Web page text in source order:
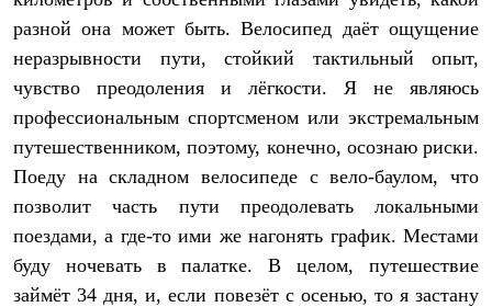
Лёгкая одежда
Футболки
Толстовки
Брюки
Софтшелл одежда
Куртки
Флисовая одежда
Куртки
Брюки
Жилеты
Термобелье
Комплект термобелья
Снаряжение
разной она может быть. Велосипед даёт ощущение
неразрывности пути, стойкий тактильный опыт,
чувство преодоления и лёгкости. Я не являюсь
профессиональным спортсменом или экстремальным
путешественником, поэтому, конечно, осознаю риски.
Поеду на складном велосипеде с вело-баулом, что
позволит часть пути преодолевать локальными
поездами, а где-то ими же нагонять график. Местами
буду ночевать в палатке. В целом, путешествие
займёт 34 дня, и, если повезёт с осенью, то я застану